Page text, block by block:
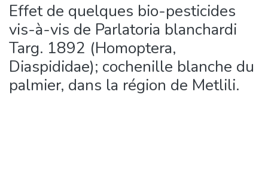
Effet de quelques bio-pesticides
vis-à-vis de Parlatoria blanchardi
Targ. 1892 (Homoptera,
Diaspididae); cochenille blanche du
palmier, dans la région de Metlili.